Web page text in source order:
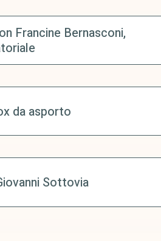
Francine Bernasconi,
da asporto
Sottovia